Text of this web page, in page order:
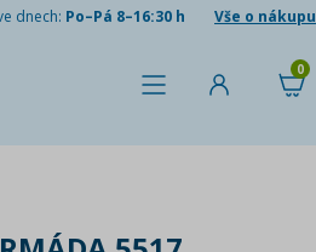
dnech: Po–Pá 8–16:30 h Vše o nákupu
0